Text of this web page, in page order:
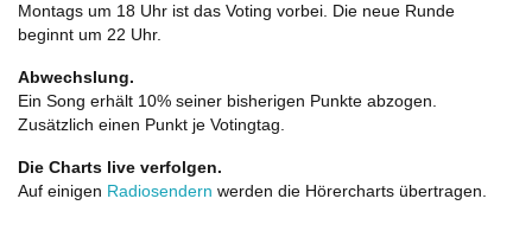
Montags um 18 Uhr ist das Voting vorbei. Die neue Runde
beginnt um 22 Uhr.
Abwechslung.
Ein Song erhält 10% seiner bisherigen Punkte abzogen.
Zusätzlich einen Punkt je Votingtag.
Die Charts live verfolgen.
Auf einigen Radiosendern werden die Hörercharts übertragen.